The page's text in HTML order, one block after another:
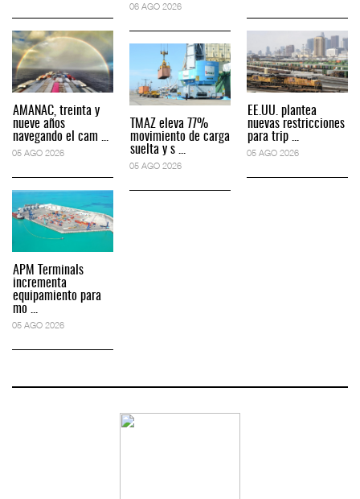
AMANAC, treinta y
nueve años
navegando el cam ...
05 AGO 2026
APM Terminals
incrementa
equipamiento para
mo ...
05 AGO 2026
06 AGO 2026
TMAZ eleva 77%
movimiento de carga
suelta y s ...
05 AGO 2026
EE.UU. plantea
nuevas restricciones
para trip ...
05 AGO 2026